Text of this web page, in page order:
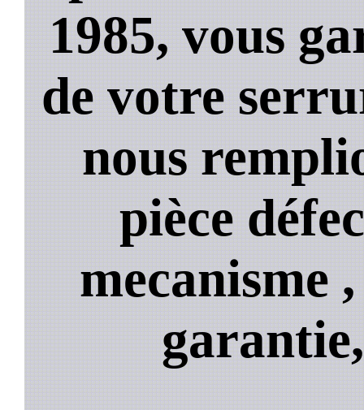
1985, vous
de votre
nous
pièce
mecanisme
garantie,